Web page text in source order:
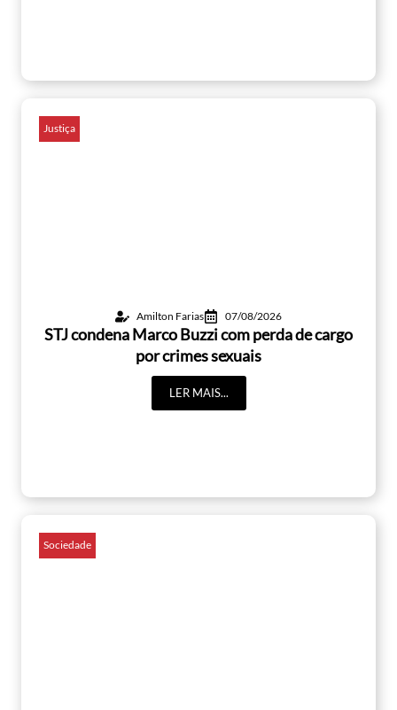
Justiça
Amilton Farias 07/08/2026
STJ condena Marco Buzzi com perda de cargo
por crimes sexuais
LER MAIS...
Sociedade